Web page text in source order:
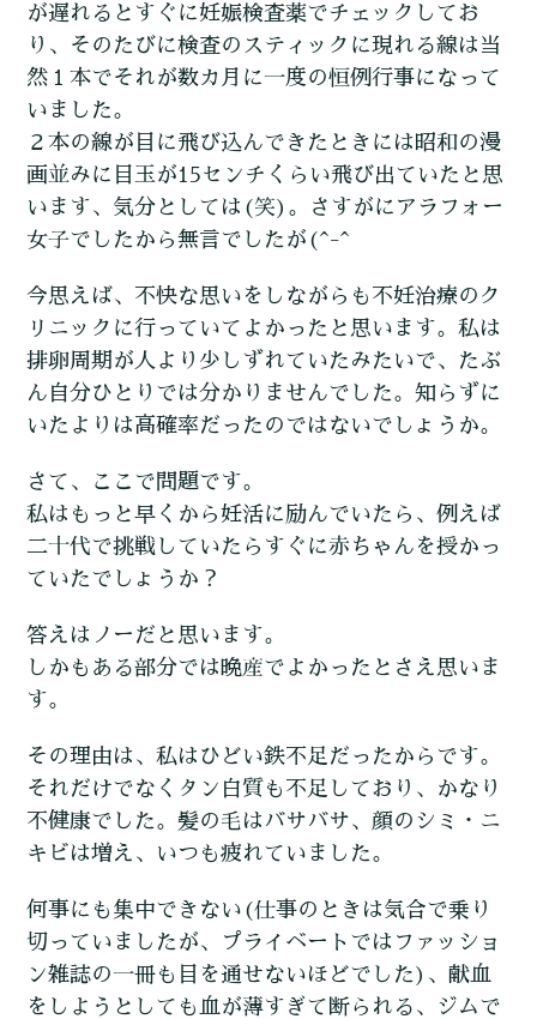
が遅れるとすぐに妊娠検査薬でチェックしてお
り、そのたびに検査のスティックに現れる線は当
然１本でそれが数カ月に一度の恒例行事になって
いました。
２本の線が目に飛び込んできたときには昭和の漫
画並みに目玉が15センチくらい飛び出ていたと思
います、気分としては(笑)。さすがにアラフォー
女子でしたから無言でしたが(^-^
今思えば、不快な思いをしながらも不妊治療のク
リニックに行っていてよかったと思います。私は
排卵周期が人より少しずれていたみたいで、たぶ
ん自分ひとりでは分かりませんでした。知らずに
いたよりは高確率だったのではないでしょうか。
さて、ここで問題です。
私はもっと早くから妊活に励んでいたら、例えば
二十代で挑戦していたらすぐに赤ちゃんを授かっ
ていたでしょうか？
答えはノーだと思います。
しかもある部分では晩産でよかったとさえ思いま
す。
その理由は、私はひどい鉄不足だったからです。
それだけでなくタン白質も不足しており、かなり
不健康でした。髪の毛はバサバサ、顔のシミ・ニ
キビは増え、いつも疲れていました。
何事にも集中できない(仕事のときは気合で乗り
切っていましたが、プライベートではファッショ
ン雑誌の一冊も目を通せないほどでした)、献血
をしようとしても血が薄すぎて断られる、ジムで